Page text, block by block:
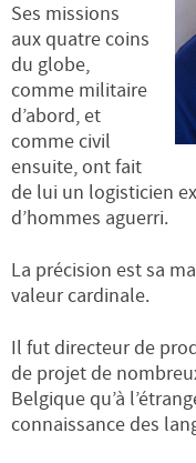
Ses missions
aux quatre coins
du globe,
comme militaire
d’abord, et
comme civil
ensuite, ont fait
de lui un logisticien
d’hommes aguerri.
La précision est sa
valeur cardinale.
Il fut directeur de
de projet de
Belgique qu’à
connaissance des